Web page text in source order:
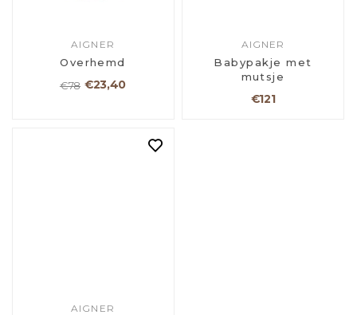
AIGNER
Overhemd
€78 €23,40
AIGNER
Babypakje met
mutsje
€121
AIGNER